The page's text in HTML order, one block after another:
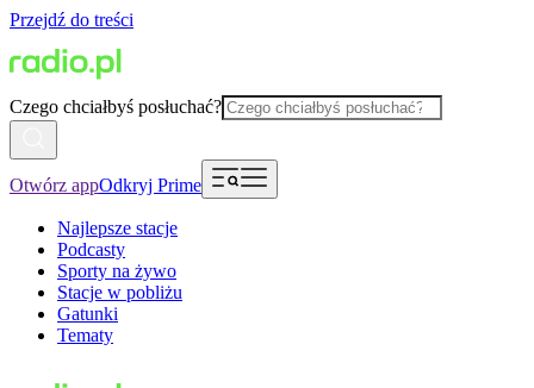
Przejdź do treści
Czego chciałbyś posłuchać?
Otwórz appOdkryj Prime
Najlepsze stacje
Podcasty
Sporty na żywo
Stacje w pobliżu
Gatunki
Tematy